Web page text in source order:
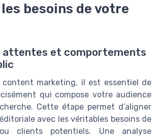
besoins de votre
attentes et comportements
content marketing, il est essentiel de
qui compose votre audience
Cette étape permet d’aligner
avec les véritables besoins de
clients potentiels. Une analyse